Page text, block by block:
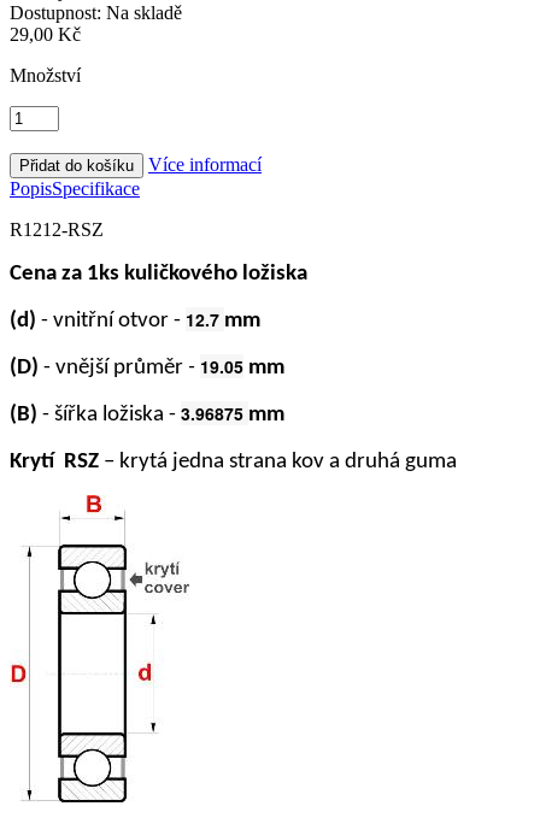
Dostupnost: Na skladě
29,00 Kč
Množství
Více informací
PopisSpecifikace
R1212-RSZ
Cena za 1ks kuličkového ložiska
(d) - vnitřní otvor - 12.7 mm
(D) - vnější průměr - 19.05 mm
(B) - šířka ložiska - 3.96875 mm
Krytí RSZ – krytá jedna strana kov a druhá guma